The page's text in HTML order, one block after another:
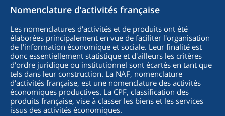
Nomenclature d’activités française
Les nomenclatures d'activités et de produits ont été
élaborées principalement en vue de faciliter l'organisation
de l'information économique et sociale. Leur finalité est
donc essentiellement statistique et d'ailleurs les critères
d'ordre juridique ou institutionnel sont écartés en tant que
tels dans leur construction. La NAF, nomenclature
d'activités française, est une nomenclature des activités
économiques productives. La CPF, classification des
produits française, vise à classer les biens et les services
issus des activités économiques.